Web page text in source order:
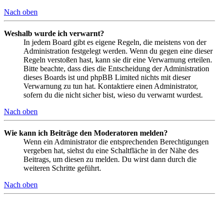
Nach oben
Weshalb wurde ich verwarnt?
In jedem Board gibt es eigene Regeln, die meistens von der
Administration festgelegt werden. Wenn du gegen eine dieser
Regeln verstoßen hast, kann sie dir eine Verwarnung erteilen.
Bitte beachte, dass dies die Entscheidung der Administration
dieses Boards ist und phpBB Limited nichts mit dieser
Verwarnung zu tun hat. Kontaktiere einen Administrator,
sofern du die nicht sicher bist, wieso du verwarnt wurdest.
Nach oben
Wie kann ich Beiträge den Moderatoren melden?
Wenn ein Administrator die entsprechenden Berechtigungen
vergeben hat, siehst du eine Schaltfläche in der Nähe des
Beitrags, um diesen zu melden. Du wirst dann durch die
weiteren Schritte geführt.
Nach oben